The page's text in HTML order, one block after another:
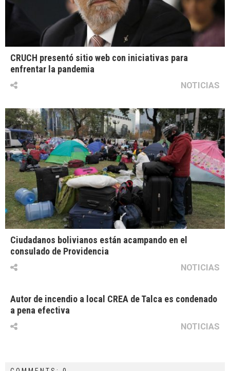
CRUCH presentó sitio web con iniciativas para
enfrentar la pandemia
NOTICIAS
Ciudadanos bolivianos están acampando en el
consulado de Providencia
NOTICIAS
Autor de incendio a local CREA de Talca es condenado
a pena efectiva
NOTICIAS